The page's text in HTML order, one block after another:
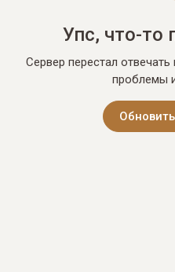
Упс, что-то
Сервер перестал
проблемы